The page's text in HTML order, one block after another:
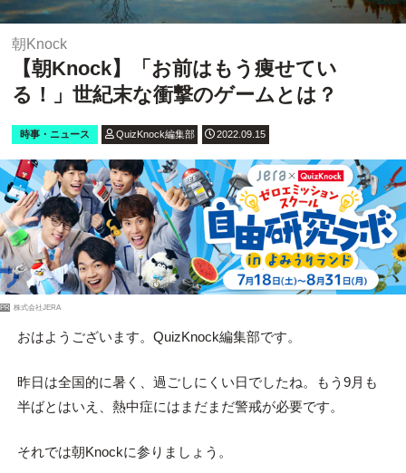
朝Knock
【朝Knock】「お前はもう痩せてい
る！」世紀末な衝撃のゲームとは？
時事・ニュース QuizKnock編集部 2022.09.15
PR 株式会社JERA
おはようございます。QuizKnock編集部です。
昨日は全国的に暑く、過ごしにくい日でしたね。もう9月も
半ばとはいえ、熱中症にはまだまだ警戒が必要です。
それでは朝Knockに参りましょう。